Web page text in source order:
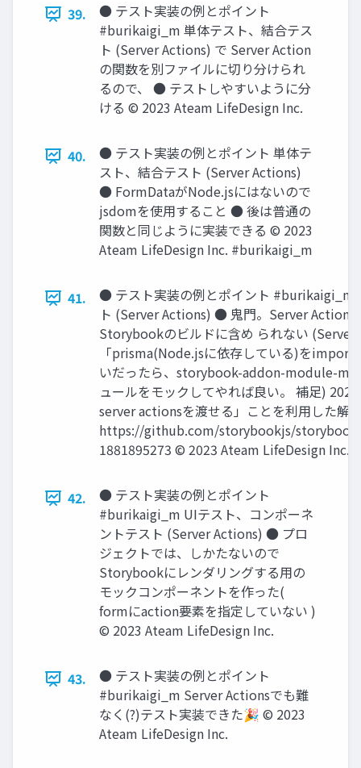
39.
● テスト実装の例とポイント
#burikaigi_m 単体テスト、結合テス
ト (Server Actions) で Server Action
の関数を別ファイルに切り分けられ
るので、 ● テストしやすいように分
ける © 2023 Ateam LifeDesign Inc.
40.
● テスト実装の例とポイント 単体テ
スト、結合テスト (Server Actions)
● FormDataがNode.jsにはないので
jsdomを使⽤すること ● 後は普通の
関数と同じように実装できる © 2023
Ateam LifeDesign Inc. #burikaigi_m
41.
● テスト実装の例とポイント #burikaigi_m
ト (Server Actions) ● ⿁⾨。Server
Storybookのビルドに含め られない
「prisma(Node.jsに依存している)をimport
いだったら、storybook-addon-module-
ュールをモックしてやれば良い。 補⾜)
server actionsを渡せる」ことを利⽤した解
https://github.com/storybookjs/
1881895273 © 2023 Ateam LifeDesign Inc.
42.
● テスト実装の例とポイント
#burikaigi_m UIテスト、コンポーネ
ントテスト (Server Actions) ● プロ
ジェクトでは、しかたないので
Storybookにレンダリングする⽤の
モックコンポーネントを作った(
formにaction要素を指定していない )
© 2023 Ateam LifeDesign Inc.
43.
● テスト実装の例とポイント
#burikaigi_m Server Actionsでも難
なく(?)テスト実装できた🎉 © 2023
Ateam LifeDesign Inc.